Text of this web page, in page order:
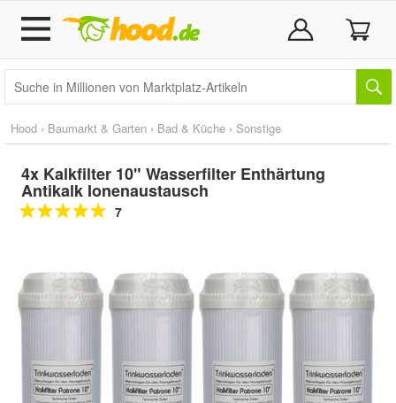
Hood › Baumarkt & Garten › Bad & Küche › Sonstige
4x Kalkfilter 10" Wasserfilter Enthärtung
Antikalk Ionenaustausch
7